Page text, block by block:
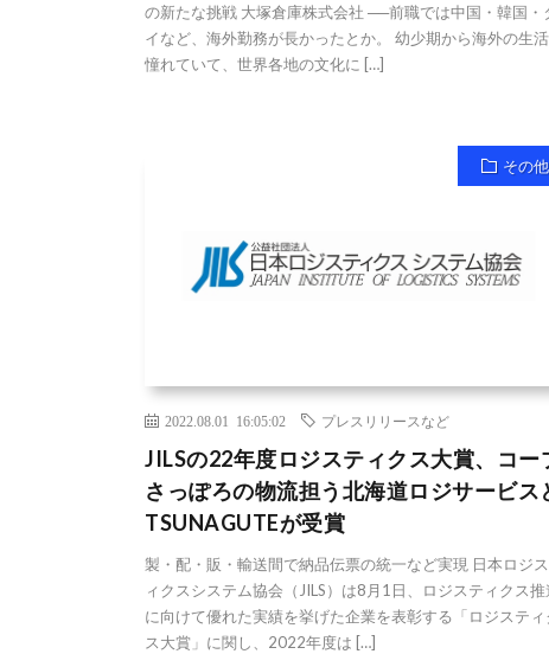
の新たな挑戦 大塚倉庫株式会社 ──前職では中国・韓国・
イなど、海外勤務が長かったとか。 幼少期から海外の生
憧れていて、世界各地の文化に […]
その他
2022.08.01 16:05:02 プレスリリースなど
JILSの22年度ロジスティクス大賞、コー
さっぽろの物流担う北海道ロジサービス
TSUNAGUTEが受賞
製・配・販・輸送間で納品伝票の統一など実現 日本ロジ
ィクスシステム協会（JILS）は8月1日、ロジスティクス推
に向けて優れた実績を挙げた企業を表彰する「ロジスティ
ス大賞」に関し、2022年度は […]